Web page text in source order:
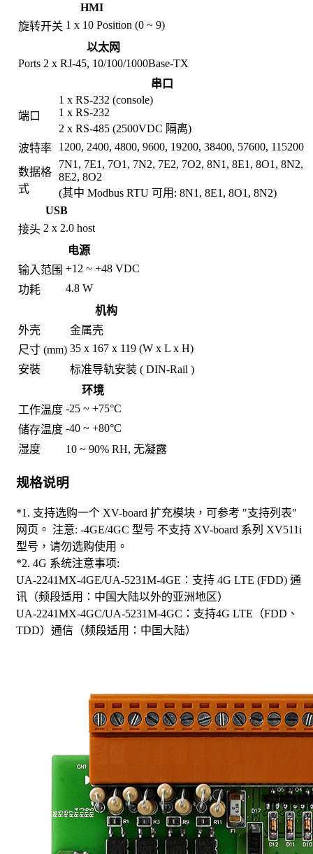
HMI
旋转开关 1 x 10 Position (0 ~ 9)
以太网
Ports 2 x RJ-45, 10/100/1000Base-TX
串口
端口
1 x RS-232 (console)
1 x RS-232
2 x RS-485 (2500VDC 隔离)
波特率
1200, 2400, 4800, 9600, 19200, 38400, 57600, 115200
数据格
式
7N1, 7E1, 7O1, 7N2, 7E2, 7O2, 8N1, 8E1, 8O1, 8N2,
8E2, 8O2
(其中 Modbus RTU 可用: 8N1, 8E1, 8O1, 8N2)
USB
接头 2 x 2.0 host
电源
输入范围 +12 ~ +48 VDC
功耗
4.8 W
机构
外壳
金属壳
尺寸 (mm) 35 x 167 x 119 (W x L x H)
安裝
标准导轨安装 ( DIN-Rail )
环境
工作温度 -25 ~ +75°C
储存温度 -40 ~ +80°C
湿度
10 ~ 90% RH, 无凝露
规格说明
*1. 支持选购一个 XV-board 扩充模块，可参考 "支持列表"
网页。 注意: -4GE/4GC 型号 不支持 XV-board 系列 XV511i
型号，请勿选购使用。
*2. 4G 系统注意事项:
UA-2241MX-4GE/UA-5231M-4GE：支持 4G LTE (FDD) 通
讯（频段适用：中国大陆以外的亚洲地区）
UA-2241MX-4GC/UA-5231M-4GC：支持4G LTE（FDD、
TDD）通信（频段适用：中国大陆）